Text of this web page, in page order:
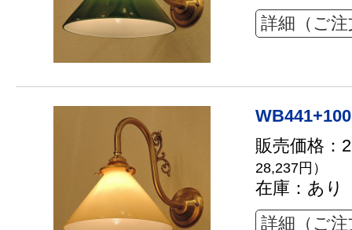
詳細（ご
販売価格：
28,237円）
在庫：あり
詳細（ご